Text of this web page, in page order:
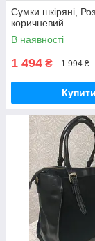
Сумки шкіряні,
коричневий
В наявності
1 494 ₴ 1 994 ₴
Купити